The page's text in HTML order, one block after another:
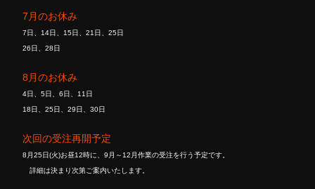
7月のお休み
7日、14日、15日、21日、25日
26日、28日
8月のお休み
4日、5日、6日、11日
18日、25日、29日、30日
次回の受注再開予定
8月25日(火)お昼12時に、9月～12月作業の受注を行う予定です。
詳細は決まり次第ご案内いたします。